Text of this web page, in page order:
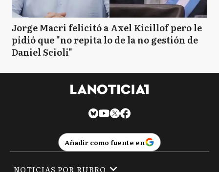
Jorge Macri felicitó a Axel Kicillof pero le
pidió que "no repita lo de la no gestión de
Daniel Scioli"
Añadir como fuente en
NOTICIAS POR RUBRO